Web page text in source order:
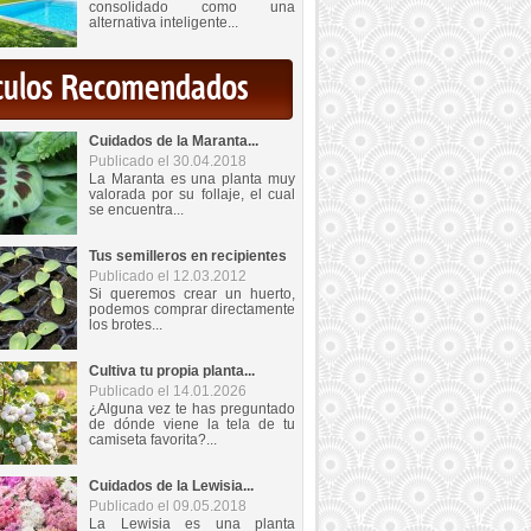
consolidado como una
alternativa inteligente...
Recomendados
Cuidados de la Maranta...
Publicado el 30.04.2018
La Maranta es una planta muy
valorada por su follaje, el cual
se encuentra...
Tus semilleros en recipientes
Publicado el 12.03.2012
Si queremos crear un huerto,
podemos comprar directamente
los brotes...
Cultiva tu propia planta...
Publicado el 14.01.2026
¿Alguna vez te has preguntado
de dónde viene la tela de tu
camiseta favorita?...
Cuidados de la Lewisia...
Publicado el 09.05.2018
La Lewisia es una planta